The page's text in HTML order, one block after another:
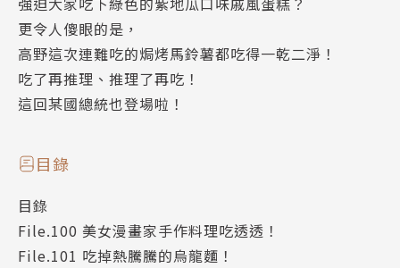
更令人傻眼的是，
高野這次連難吃的焗烤馬鈴薯都吃得一乾二淨！
吃了再推理、推理了再吃！
這回某國總統也登場啦！
目錄
目錄
File.100 美女漫畫家手作料理吃透透！
File.101 吃掉熱騰騰的烏龍麵！